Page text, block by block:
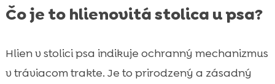
Čo je to hlienovitá stolica u psa?
Hlien v stolici psa indikuje ochranný mechanizmus
v tráviacom trakte. Je to prirodzený a zásadný